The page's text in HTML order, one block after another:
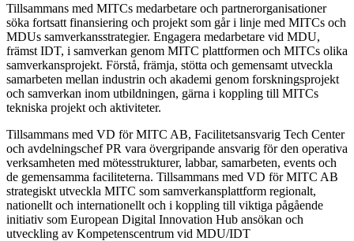
Tillsammans med MITCs medarbetare och partnerorganisationer
söka fortsatt finansiering och projekt som går i linje med MITCs och
MDUs samverkansstrategier. Engagera medarbetare vid MDU,
främst IDT, i samverkan genom MITC plattformen och MITCs olika
samverkansprojekt. Förstå, främja, stötta och gemensamt utveckla
samarbeten mellan industrin och akademi genom forskningsprojekt
och samverkan inom utbildningen, gärna i koppling till MITCs
tekniska projekt och aktiviteter.
Tillsammans med VD för MITC AB, Facilitetsansvarig Tech Center
och avdelningschef PR vara övergripande ansvarig för den operativa
verksamheten med mötesstrukturer, labbar, samarbeten, events och
de gemensamma faciliteterna. Tillsammans med VD för MITC AB
strategiskt utveckla MITC som samverkansplattform regionalt,
nationellt och internationellt och i koppling till viktiga pågående
initiativ som European Digital Innovation Hub ansökan och
utveckling av Kompetenscentrum vid MDU/IDT